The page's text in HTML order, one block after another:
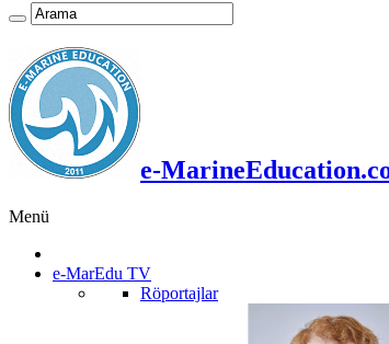
e-
Menü
e-MarEdu TV
Röportajlar